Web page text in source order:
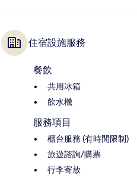
住宿設施服務
餐飲
共用冰箱
飲水機
服務項目
櫃台服務 (有時間限制)
旅遊諮詢/購票
行李寄放